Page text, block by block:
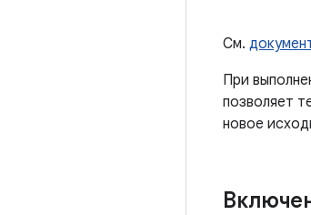
См.
При
позволяет
новое